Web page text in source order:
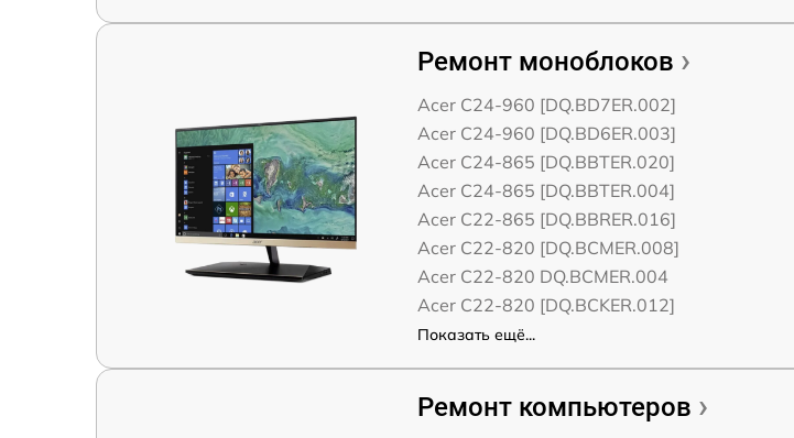
Ремонт моноблоков
Acer C24-960 [DQ.BD7ER.002]
Acer C24-960 [DQ.BD6ER.003]
Acer C24-865 [DQ.BBTER.020]
Acer C24-865 [DQ.BBTER.004]
Acer C22-865 [DQ.BBRER.016]
Acer C22-820 [DQ.BCMER.008]
Acer C22-820 DQ.BCMER.004
Acer C22-820 [DQ.BCKER.012]
Показать ещё...
Ремонт компьютеров